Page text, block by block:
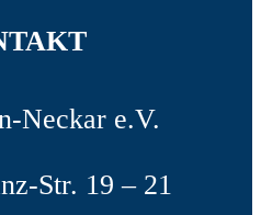
Neckar e.V.
Str. 19 – 21